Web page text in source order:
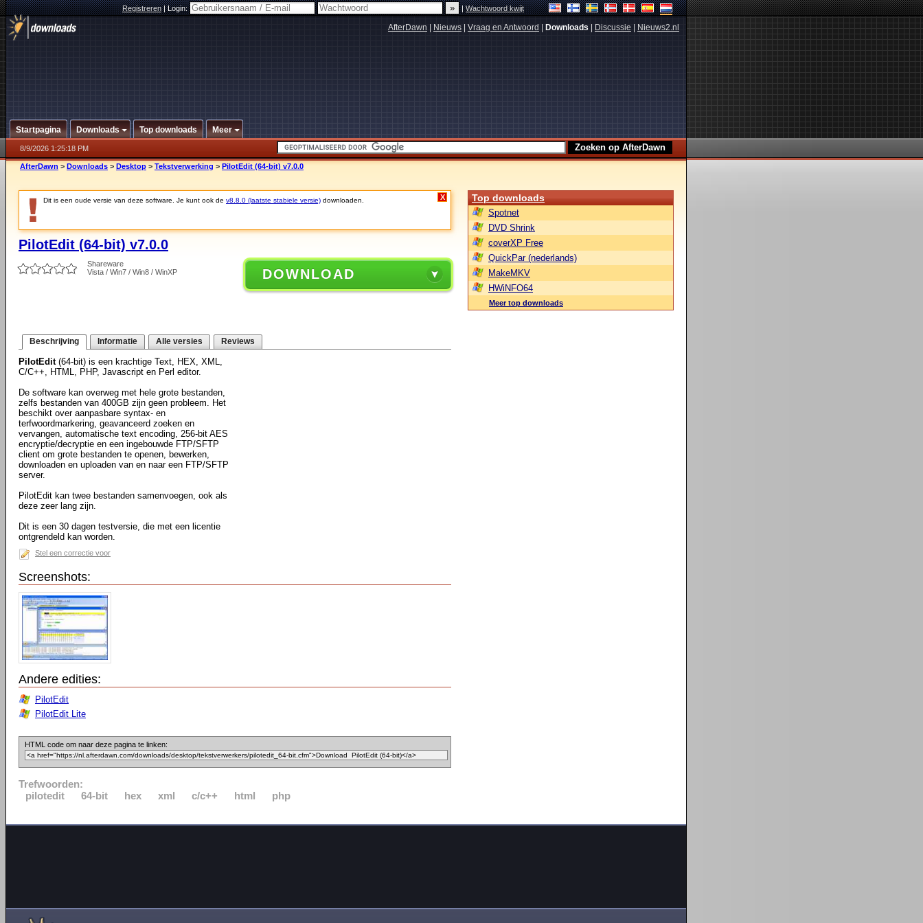
Registreren|Login: |Wachtwoord kwijt
AfterDawn Nieuws Vraag en Antwoord Downloads Discussie Nieuws2.nl
Startpagina Downloads Top downloads Meer
8/9/2026 1:25:18 PM
AfterDawn > Downloads > Desktop > Tekstverwerking > PilotEdit (64-bit) v7.0.0
Dit is een oude versie van deze software. Je kunt ook de v8.8.0 (laatste stabiele versie) downloaden. X
PilotEdit (64-bit) v7.0.0
Shareware
Vista / Win7 / Win8 / WinXP
DOWNLOAD
Beschrijving Informatie Alle versies Reviews
PilotEdit(64-bit) is een krachtige Text, HEX, XML,
C/C++, HTML, PHP, Javascript en Perl editor.
De software kan overweg met hele grote bestanden,
zelfs bestanden van 400GB zijn geen probleem. Het
beschikt over aanpasbare syntax- en
terfwoordmarkering, geavanceerd zoeken en
vervangen, automatische text encoding, 256-bit AES
encryptie/decryptie en een ingebouwde FTP/SFTP
client om grote bestanden te openen, bewerken,
downloaden en uploaden van en naar een FTP/SFTP
server.
PilotEdit kan twee bestanden samenvoegen, ook als
deze zeer lang zijn.
Dit is een 30 dagen testversie, die met een licentie
ontgrendeld kan worden.
Stel een correctie voor
Screenshots:
Andere edities:
PilotEdit
PilotEdit Lite
HTML code om naar deze pagina te linken:
Trefwoorden:
pilotedit
64-bit hex xml c/c++ html php
Top downloads
Spotnet
DVD Shrink
coverXP Free
QuickPar (nederlands)
MakeMKV
HWiNFO64
Meer top downloads